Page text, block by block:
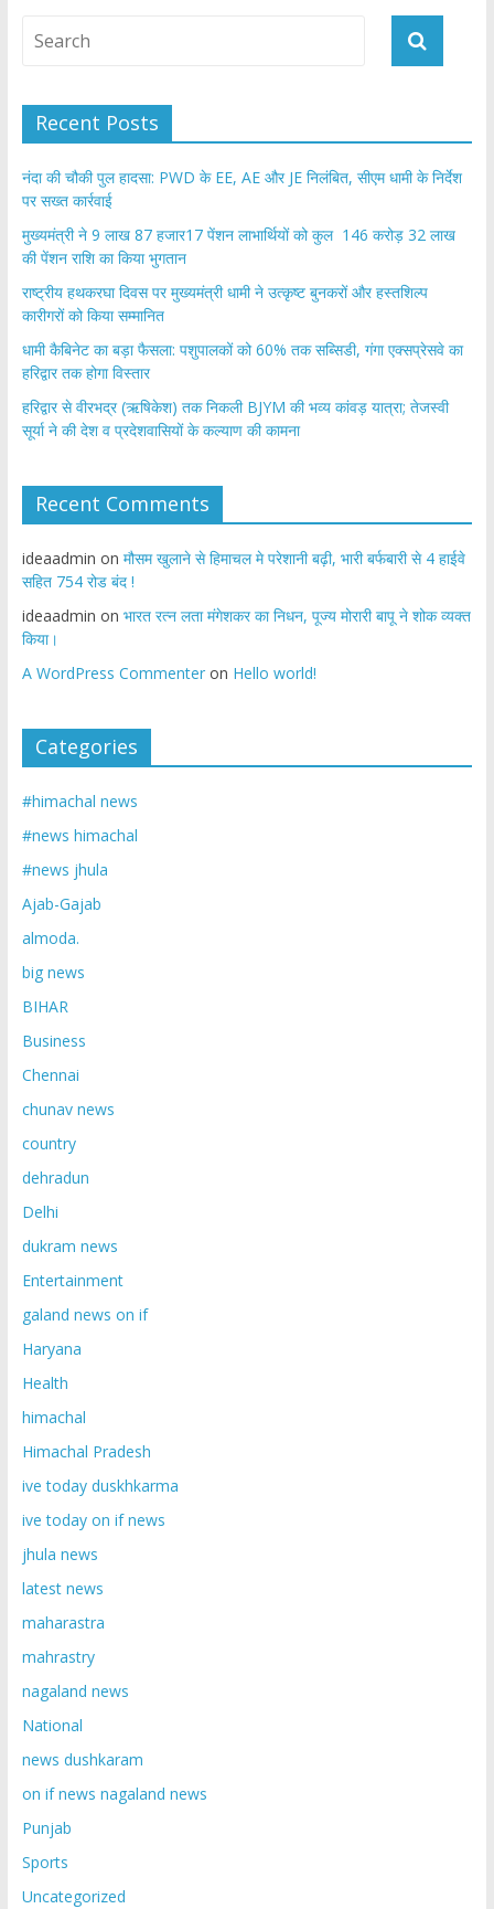
Recent Posts
नंदा की चौकी पुल हादसा: PWD के EE, AE और JE निलंबित, सीएम धामी के निर्देश
पर सख्त कार्रवाई
मुख्यमंत्री ने 9 लाख 87 हजार17 पेंशन लाभार्थियों को कुल 146 करोड़ 32 लाख
की पेंशन राशि का किया भुगतान
राष्ट्रीय हथकरघा दिवस पर मुख्यमंत्री धामी ने उत्कृष्ट बुनकरों और हस्तशिल्प
कारीगरों को किया सम्मानित
​धामी कैबिनेट का बड़ा फैसला: पशुपालकों को 60% तक सब्सिडी, गंगा एक्सप्रेसवे का
हरिद्वार तक होगा विस्तार
​हरिद्वार से वीरभद्र (ऋषिकेश) तक निकली BJYM की भव्य कांवड़ यात्रा; तेजस्वी
सूर्या ने की देश व प्रदेशवासियों के कल्याण की कामना
Recent Comments
ideaadmin on मौसम खुलाने से हिमाचल मे परेशानी बढ़ी, भारी बर्फबारी से 4 हाईवे
सहित 754 रोड बंद !
ideaadmin on भारत रत्न लता मंगेशकर का निधन, पूज्य मोरारी बापू ने शोक व्यक्त
किया।
A WordPress Commenteron Hello world!
Categories
#himachal news
#news himachal
#news jhula
Ajab-Gajab
almoda.
big news
BIHAR
Business
Chennai
chunav news
country
dehradun
Delhi
dukram news
Entertainment
galand news on if
Haryana
Health
himachal
Himachal Pradesh
ive today duskhkarma
ive today on if news
jhula news
latest news
maharastra
mahrastry
nagaland news
National
news dushkaram
on if news nagaland news
Punjab
Sports
Uncategorized